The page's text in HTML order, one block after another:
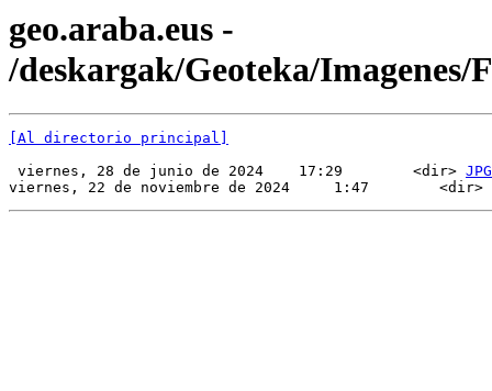
geo.araba.eus -
/deskargak/Geoteka/Imagenes/
[Al directorio principal]
viernes, 28 de junio de 2024    17:29        <dir> JPG
viernes, 22 de noviembre de 2024     1:47        <dir>